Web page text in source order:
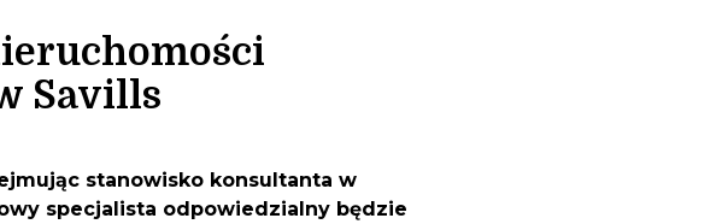
Savills
stanowisko konsultanta w
specjalista odpowiedzialny będzie